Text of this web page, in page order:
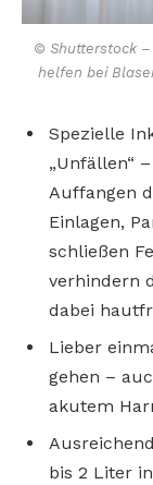
© Shutterstock –
helfen bei
Spezielle
„Unfällen“
Auffangen
Einlagen,
schließen
verhindern
dabei
Lieber
gehen –
akutem
bis 2 Liter